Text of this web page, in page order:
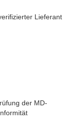
Lieferant